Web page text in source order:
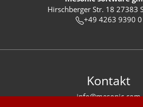
Hirschberger Str. 18 27383
+49 4263 9390 0
Kontakt
info@mesonic.com